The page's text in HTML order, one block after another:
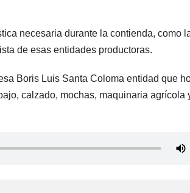
necesaria durante la contienda, como
de esas entidades productoras.
Boris Luis Santa Coloma entidad que
calzado, mochas, maquinaria agrícola